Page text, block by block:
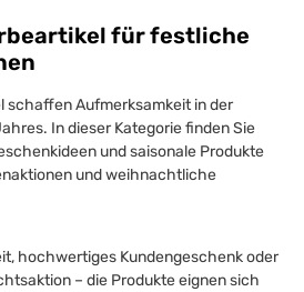
für festliche
schaffen Aufmerksamkeit in der
In dieser Kategorie finden Sie
und saisonale Produkte
und weihnachtliche
hochwertiges Kundengeschenk oder
– die Produkte eignen sich